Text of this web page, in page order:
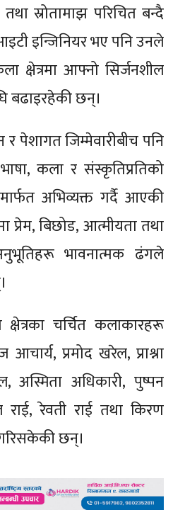
स्रोतामाझ परिचित बन्दै
इन्जिनियर भए पनि उनले
क्षेत्रमा आफ्नो सिर्जनशील
बढाइरहेकी छन्।
र पेशागत जिम्मेवारीबीच पनि
कला र संस्कृतिप्रतिको
अभिव्यक्त गर्दै आएकी
प्रेम, बिछोड, आत्मीयता तथा
भावनात्मक ढंगले
चर्चित कलाकारहरू
प्रमोद खरेल, प्राश्ना
अस्मिता अधिकारी, पुष्पन
राई, रेवती राई तथा किरण
छन्।